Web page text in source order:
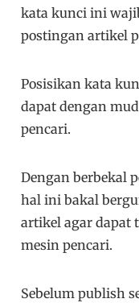
kata kunci ini
postingan artikel
Posisikan kata
dapat dengan
pencari.
Dengan berbekal
hal ini bakal
artikel agar dapat
mesin pencari.
Sebelum publish